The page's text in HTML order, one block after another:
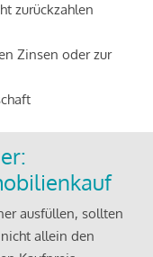
zurückzahlen
Zinsen oder zur
ausfüllen, sollten
allein den